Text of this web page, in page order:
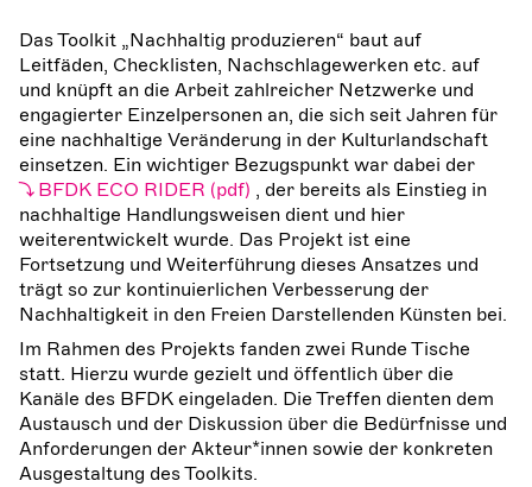
Das Toolkit „Nachhaltig produzieren“ baut auf
Leitfäden, Checklisten, Nachschlagewerken etc. auf
und knüpft an die Arbeit zahlreicher Netzwerke und
engagierter Einzelpersonen an, die sich seit Jahren für
eine nachhaltige Veränderung in der Kulturlandschaft
einsetzen. Ein wichtiger Bezugspunkt war dabei der
BFDK ECO RIDER
, der bereits als Einstieg in
nachhaltige Handlungsweisen dient und hier
weiterentwickelt wurde. Das Projekt ist eine
Fortsetzung und Weiterführung dieses Ansatzes und
trägt so zur kontinuierlichen Verbesserung der
Nachhaltigkeit in den Freien Darstellenden Künsten bei.
Im Rahmen des Projekts fanden zwei Runde Tische
statt. Hierzu wurde gezielt und öffentlich über die
Kanäle des BFDK eingeladen. Die Treffen dienten dem
Austausch und der Diskussion über die Bedürfnisse und
Anforderungen der Akteur*innen sowie der konkreten
Ausgestaltung des Toolkits.